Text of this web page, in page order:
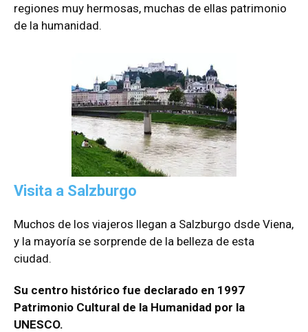
regiones muy hermosas, muchas de ellas patrimonio
de la humanidad.
Visita a Salzburgo
Muchos de los viajeros llegan a Salzburgo dsde Viena,
y la mayoría se sorprende de la belleza de esta
ciudad.
Su centro histórico fue declarado en 1997
Patrimonio Cultural de la Humanidad por la
UNESCO.